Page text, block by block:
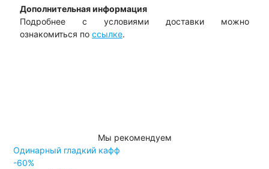
Дополнительная информация
Подробнее с условиями доставки можно
ознакомиться по ссылке.
Мы рекомендуем
Одинарный гладкий кафф
-60%